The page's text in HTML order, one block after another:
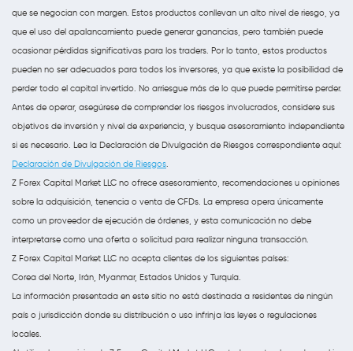
que se negocian con margen. Estos productos conllevan un alto nivel de riesgo, ya
que el uso del apalancamiento puede generar ganancias, pero también puede
ocasionar pérdidas significativas para los traders. Por lo tanto, estos productos
pueden no ser adecuados para todos los inversores, ya que existe la posibilidad de
perder todo el capital invertido. No arriesgue más de lo que puede permitirse perder.
Antes de operar, asegúrese de comprender los riesgos involucrados, considere sus
objetivos de inversión y nivel de experiencia, y busque asesoramiento independiente
si es necesario. Lea la Declaración de Divulgación de Riesgos correspondiente aquí:
Declaración de Divulgación de Riesgos
Z Forex Capital Market LLC no ofrece asesoramiento, recomendaciones u opiniones
sobre la adquisición, tenencia o venta de CFDs. La empresa opera únicamente
como un proveedor de ejecución de órdenes, y esta comunicación no debe
interpretarse como una oferta o solicitud para realizar ninguna transacción.
Z Forex Capital Market LLC no acepta clientes de los siguientes países:
Corea del Norte, Irán, Myanmar, Estados Unidos y Turquía.
La información presentada en este sitio no está destinada a residentes de ningún
país o jurisdicción donde su distribución o uso infrinja las leyes o regulaciones
locales.